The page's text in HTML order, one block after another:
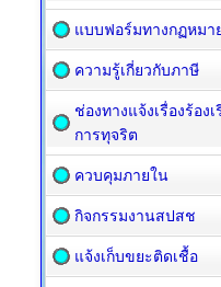
แบบฟอร์มทางกฏหมา
ความรู้เกี่ยวกับภาษี
ช่องทางแจ้งเรื่องร้อง
การทุจริต
ควบคุมภายใน
กิจกรรมงานสปสช
แจ้งเก็บขยะติดเชื้อ